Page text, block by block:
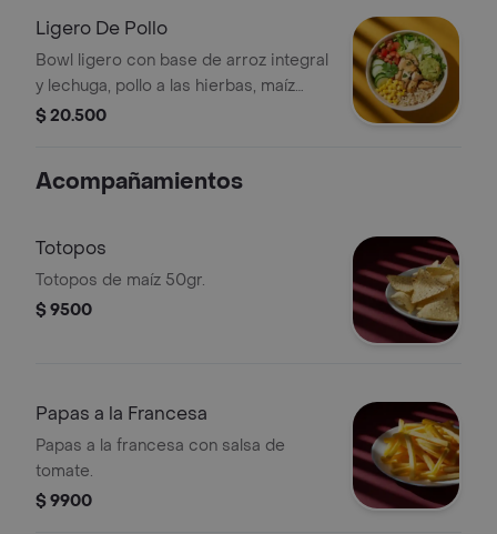
Ligero De Pollo
Bowl ligero con base de arroz integral
y lechuga, pollo a las hierbas, maíz
tierno, pepino, tomate, guacamole y
$ 20.500
Acompañamientos
Totopos
Totopos de maíz 50gr.
$ 9500
Papas a la Francesa
Papas a la francesa con salsa de
tomate.
$ 9900